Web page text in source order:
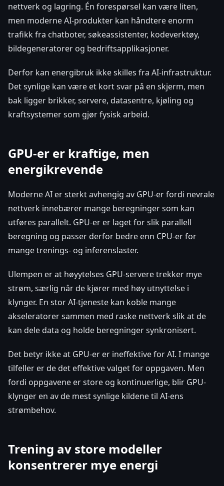
nettverk og lagring. Én forespørsel kan være liten,
men moderne AI-produkter kan håndtere enorm
trafikk fra chatboter, søkeassistenter, kodeverktøy,
bildegeneratorer og bedriftsapplikasjoner.
Derfor kan energibruk ikke skilles fra AI-infrastruktur.
Det synlige kan være et kort svar på en skjerm, men
bak ligger brikker, servere, datasentre, kjøling og
kraftsystemer som gjør fysisk arbeid.
GPU-er er kraftige, men
energikrevende
Moderne AI er sterkt avhengig av GPU-er fordi nevrale
nettverk innebærer mange beregninger som kan
utføres parallelt. GPU-er er laget for slik parallell
beregning og passer derfor bedre enn CPU-er for
mange trenings- og inferenslaster.
Ulempen er at høyytelses GPU-servere trekker mye
strøm, særlig når de kjører med høy utnyttelse i
klynger. En stor AI-tjeneste kan koble mange
akseleratorer sammen med raske nettverk slik at de
kan dele data og holde beregninger synkronisert.
Det betyr ikke at GPU-er er ineffektive for AI. I mange
tilfeller er de det effektive valget for oppgaven. Men
fordi oppgavene er store og kontinuerlige, blir GPU-
klynger en av de mest synlige kildene til AI-ens
strømbehov.
Trening av store modeller
konsentrerer mye energi